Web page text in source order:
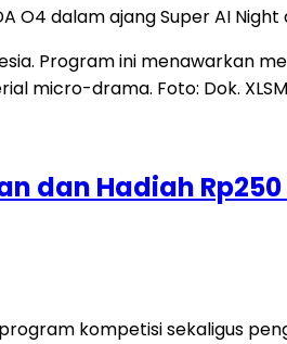
O4 dalam ajang Super AI Night
dan Hadiah
program kompetisi sekaligus